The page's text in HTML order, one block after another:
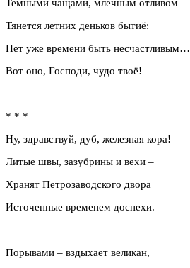
Темными чащами, млечным отливом
Тянется летних деньков бытиё:
Нет уже времени быть несчастливым…
Вот оно, Господи, чудо твоё!
* * *
Ну, здравствуй, дуб, железная кора!
Литые швы, зазубрины и вехи –
Хранят Петрозаводского двора
Источенные временем доспехи.
Порывами – вздыхает великан,